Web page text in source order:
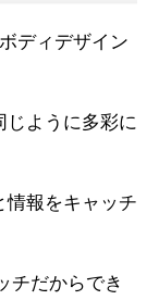
ディデザイン
じように多彩に
情報をキャッチ
チだからでき